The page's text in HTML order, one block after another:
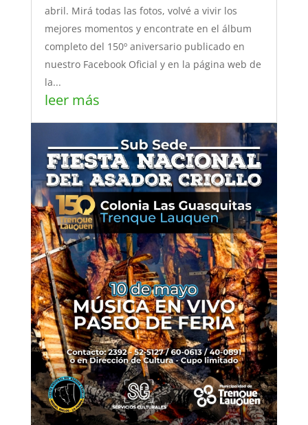
abril. Mirá todas las fotos, volvé a vivir los
mejores momentos y encontrate en el álbum
completo del 150º aniversario publicado en
nuestro Facebook Oficial y en la página web de
la...
leer más